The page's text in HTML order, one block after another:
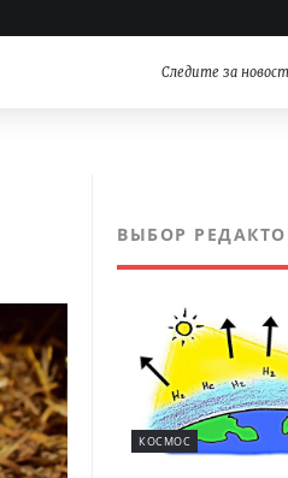
Следите за
ВЫБОР
КОСМОС